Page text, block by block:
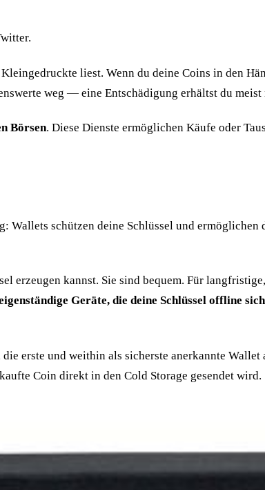
liest. Wenn du deine Coins in den
weg — eine Entschädigung erhältst du meist
Börsen. Diese Dienste ermöglichen Käufe oder
Wallets schützen deine Schlüssel und
erzeugen kannst. Sie sind bequem. Für
Geräte, die deine Schlüssel offline
erste und weithin als sicherste anerkannte Wallet
Coin direkt in den Cold Storage gesendet wird.